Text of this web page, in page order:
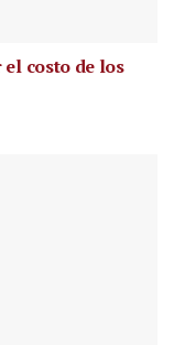
costo de los